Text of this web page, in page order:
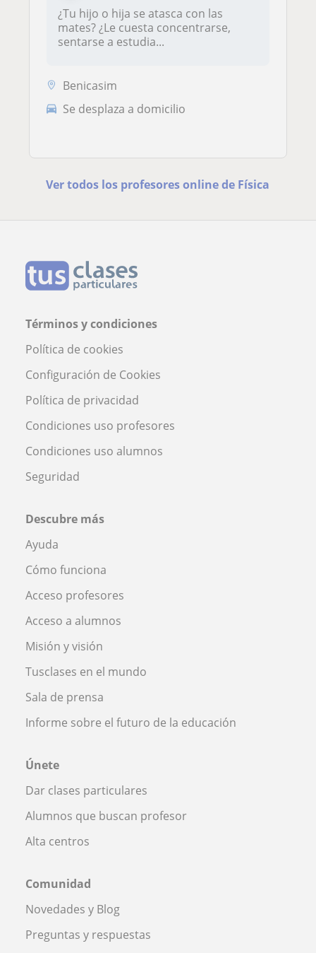
¿Tu hijo o hija se atasca con las
mates? ¿Le cuesta concentrarse,
sentarse a estudia...
Benicasim
Se desplaza a domicilio
Ver todos los profesores online de Física
Términos y condiciones
Política de cookies
Configuración de Cookies
Política de privacidad
Condiciones uso profesores
Condiciones uso alumnos
Seguridad
Descubre más
Ayuda
Cómo funciona
Acceso profesores
Acceso a alumnos
Misión y visión
Tusclases en el mundo
Sala de prensa
Informe sobre el futuro de la educación
Únete
Dar clases particulares
Alumnos que buscan profesor
Alta centros
Comunidad
Novedades y Blog
Preguntas y respuestas